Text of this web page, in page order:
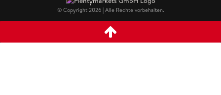
© Copyright 2026 | Alle Rechte vorbehalten.